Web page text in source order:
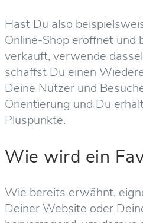
Hast Du also
Online-Shop eröffnet und
verkauft, verwende
schaffst Du einen
Deine Nutzer und
Orientierung und Du
Pluspunkte.
Wie wird ein
Wie bereits erwähnt,
Deiner Website oder